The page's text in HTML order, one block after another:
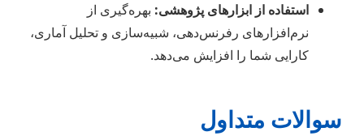
استفاده از ابزارهای پژوهشی: بهره‌گیری از
نرم‌افزارهای رفرنس‌دهی، شبیه‌سازی و تحلیل آماری،
کارایی شما را افزایش می‌دهد.
سوالات متداول